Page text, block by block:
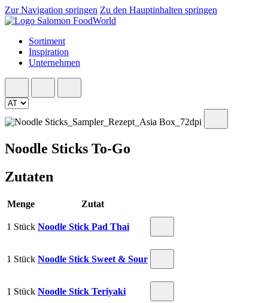
Zur Navigation springen Zu den Hauptinhalten springen
Sortiment
Inspiration
Unternehmen
Noodle Sticks To-Go
Zutaten
Menge Zutat
1 Stück Noodle Stick Pad Thai
1 Stück Noodle Stick Sweet & Sour
1 Stück Noodle Stick Teriyaki